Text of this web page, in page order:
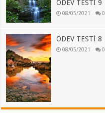
ÖDEV TESTİ 9
08/05/2021 0
ÖDEV TESTİ 8
08/05/2021 0